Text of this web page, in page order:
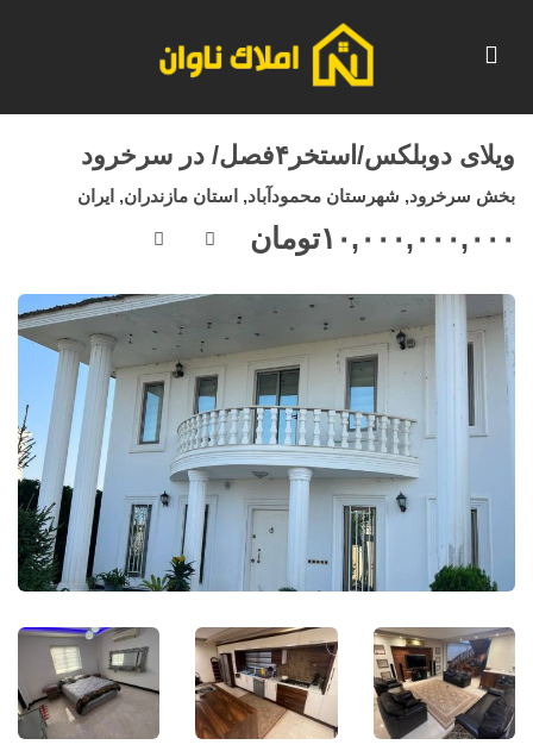
ویلای دوبلکس/استخر۴فصل/ در سرخرود
بخش سرخرود, شهرستان محمودآباد, استان مازندران, ایران
۱۰,۰۰۰,۰۰۰,۰۰۰تومان